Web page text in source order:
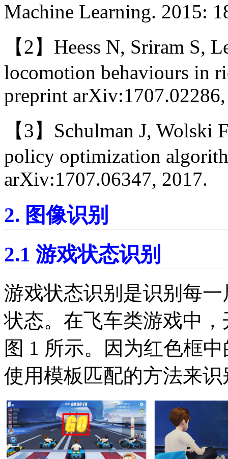
Machine Learning. 2015:
【2】Heess N, Sriram S,
locomotion behaviours in
preprint
【3】Schulman J, Wolski
policy optimization
arXiv:1707.06347, 2017.
2. 图像识别
2.1 游戏状态识别
游戏状态识别是识别每
状态。在飞车类游戏中
图 1 所示。因为红色框
使用模板匹配的方法来